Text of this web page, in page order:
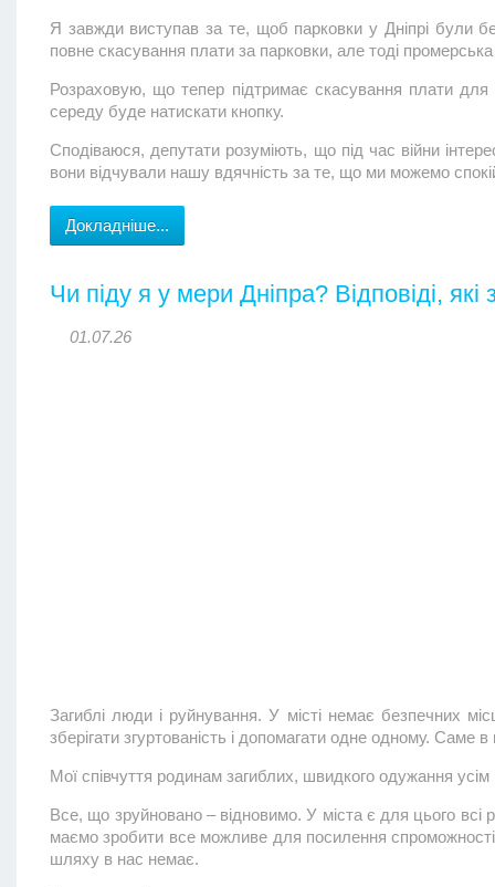
Я завжди виступав за те, щоб парковки у Дніпрі були
повне скасування плати за парковки, але тоді
Розраховую, що тепер підтримає скасування плати
середу буде натискати кнопку.
Сподіваюся, депутати розуміють, що під час війни
вони відчували нашу вдячність за те, що ми можемо
Докладніше...
Чи піду я у мери Дніпра? Відповіді, які
01.07.26
Загиблі люди і руйнування. У місті немає безпечних
зберігати згуртованість і допомагати одне одному. Саме
Мої співчуття родинам загиблих, швидкого одужання
Все, що зруйновано – відновимо. У міста є для цього
маємо зробити все можливе для посилення спроможності
шляху в нас немає.